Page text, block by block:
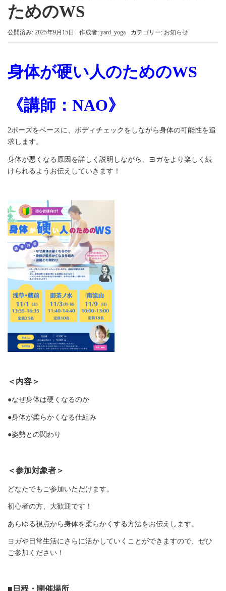
ためのWS
公開済み: 2025年9月15日 作成者: yard_yoga カテゴリー: お知らせ
身体が硬い人のためのWS
《講師：NAO》
2ポーズをベースに、ボディチェックをしながら身体の可能性を追
求します。
身体が悪くなる原因を詳しく説明しながら、ヨガをより楽しく続
けられるようお伝えしていきます！
＜内容＞
●なぜ身体は硬くなるのか
●身体が柔らかくなる仕組み
●姿勢との関わり
＜参加対象者＞
どなたでもご参加いただけます。
初心者の方、大歓迎です！
あらゆる視点から身体を柔らかくする方法をお伝えします。
ヨガや日常生活にさらに活かしていくことができますので、ぜひ
ご参加ください！
■日程・開催場所